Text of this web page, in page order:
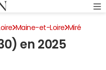
Maine-et-Loire Miré
en 2025